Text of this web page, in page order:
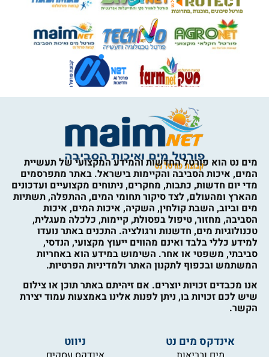
מים נט הוא פורטל החדשות והמידע המקצועי של תעשיית
המים, איכות הסביבה והקיימות בישראל. באתר מתפרסמים
מדי יום חדשות, כתבות, מחקרים, ניתוחים מקצועיים ועדכונים
מהארץ ומהעולם, לצד סיקור תחומי המים, ההתפלה, תשתיות
מים וביוב, השבת קולחין, השקיה, איכות המים, איכות
הסביבה, מחזור, טיפול בפסולת, קיימות, כלכלה מעגלית,
טכנולוגיות מים, חדשנות ורגולציה. התכנים באתר נועדו
למידע כללי בלבד ואינם מהווים ייעוץ מקצועי, הנדסי,
סביבתי, משפטי או אחר. השימוש במידע הוא באחריות
המשתמש ובכפוף לתקנון האתר ולמדיניות הפרטיות.
אנו מכבדים זכויות יוצרים. אם זיהיתם באתר תוכן או צילום
שיש לכם זכויות בו, ניתן לפנות אלינו באמצעות עמוד יצירת
הקשר.
אינדקס מים נט ניווט